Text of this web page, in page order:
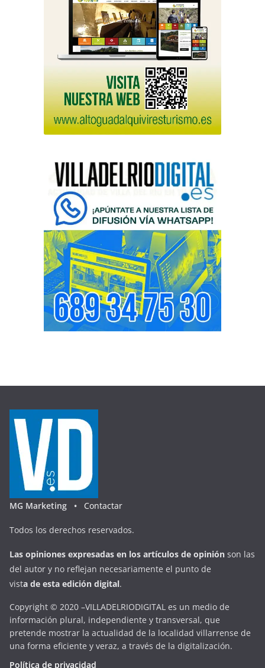
MG Marketing • Contactar
Todos los derechos reservados.
Las opiniones expresadas en los artículos de opinión son las
del autor y no reflejan necesariamente el punto de
vista de esta edición digital.
Copyright © 2020 –VILLADELRIODIGITAL es un medio de
información plural, independiente y transversal, que
pretende mostrar la actualidad de la localidad villarrense de
una forma eficiente y veraz, a través de la digitalización.
Política de privacidad